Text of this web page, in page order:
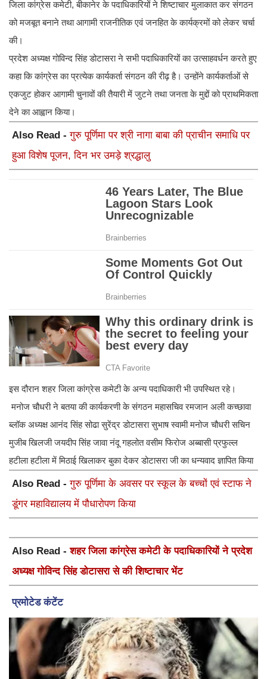
जिला कांग्रेस कमेटी, बीकानेर के पदाधिकारियों ने शिष्टाचार मुलाकात कर संगठन
को मजबूत बनाने तथा आगामी राजनीतिक एवं जनहित के कार्यक्रमों को लेकर चर्चा
की।
प्रदेश अध्यक्ष गोविन्द सिंह डोटासरा ने सभी पदाधिकारियों का उत्साहवर्धन करते हुए
कहा कि कांग्रेस का प्रत्येक कार्यकर्ता संगठन की रीढ़ है। उन्होंने कार्यकर्ताओं से
एकजुट होकर आगामी चुनावों की तैयारी में जुटने तथा जनता के मुद्दों को प्राथमिकता
देने का आह्वान किया।
Also Read -गुरु पूर्णिमा पर श्री नागा बाबा की प्राचीन समाधि पर
हुआ विशेष पूजन, दिन भर उमड़े श्रद्धालु
इस दौरान शहर जिला कांग्रेस कमेटी के अन्य पदाधिकारी भी उपस्थित रहे।
मनोज चौधरी ने बतया की कार्यकरणी के संगठन महासचिव रमजान अली कच्छावा
ब्लॉक अध्यक्ष आनंद सिंह सोढा सुरेंद्र डोटासरा सुभाष स्वामी मनोज चौधरी सचिन
मुजीब खिलजी जयदीप सिंह जावा नंदू गहलोत वसीम फिरोज अब्बासी प्रफुल्ल
हटीला हटीला में मिठाई खिलाकर बुका देकर डोटासरा जी का धन्यवाद ज्ञापित किया
Also Read -गुरु पूर्णिमा के अवसर पर स्कूल के बच्चों एवं स्टाफ ने
डूंगर महाविद्यालय में पौधारोपण किया
Also Read -शहर जिला कांग्रेस कमेटी के पदाधिकारियों ने प्रदेश
अध्यक्ष गोविन्द सिंह डोटासरा से की शिष्टाचार भेंट